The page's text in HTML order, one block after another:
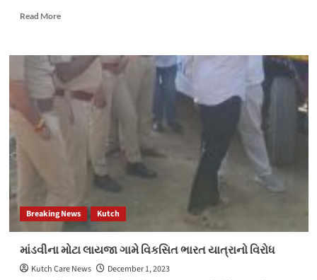
Read MoreRead
ભુજ
કોમર્શિયલ
બેંકના
નવા
Breaking News Kutch
માંડવીના મોટા લાયજા ગામે વિકસિત ભારત યાત્રાનો વિરોધ
Kutch Care News
December 1, 2023